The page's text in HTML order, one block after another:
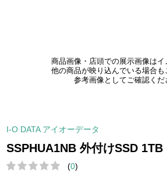
商品画像・店頭での展示画像はイ
他の商品が映り込んでいる場合も
参考画像としてご確認くだ
I-O DATA アイオーデータ
SSPHUA1NB 外付けSSD
(0)